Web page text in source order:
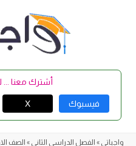
أشترك معنا
فيسبوك X
واجباتي » الفصل الدراسي الثاني » الصف